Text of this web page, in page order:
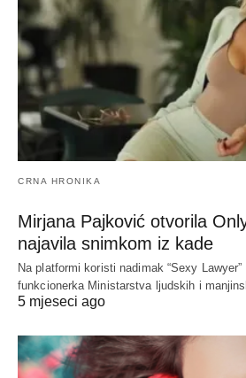
CRNA HRONIKA
Mirjana Pajković otvorila
najavila snimkom iz kade
Na platformi koristi nadimak “Sexy
funkcionerka Ministarstva ljudskih i
5 mjeseci ago